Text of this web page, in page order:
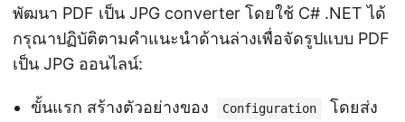
พัฒนา PDF เป็น JPG converter โดยใช้ C# .NET ได้
กรุณาปฏิบัติตามคำแนะนำด้านล่างเพื่อจัดรูปแบบ PDF
เป็น JPG ออนไลน์:
ขั้นแรก สร้างตัวอย่างของ Configuration
โดยส่ง